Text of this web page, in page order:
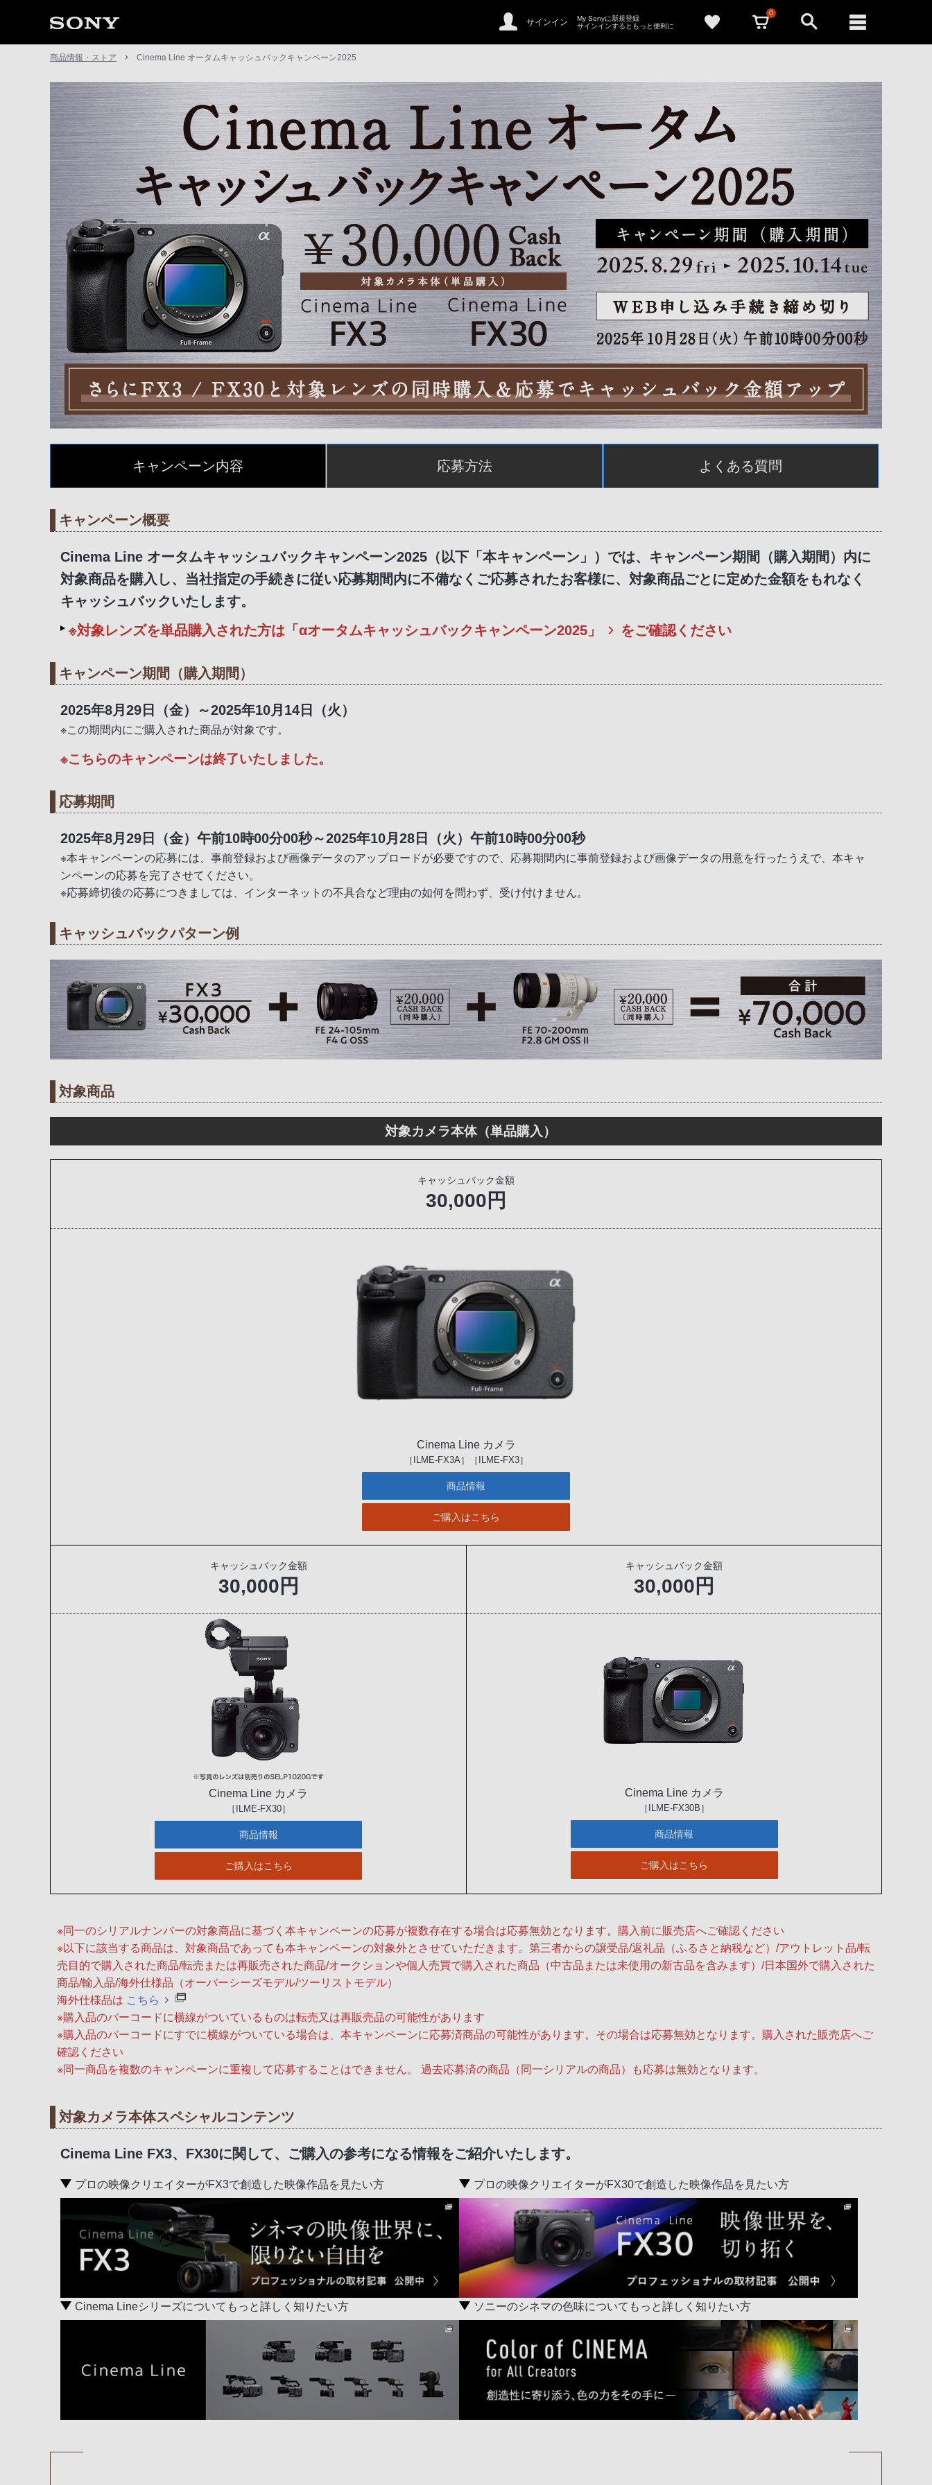
サインイン
My Sonyに新規登録
サインインするともっと便利に
0
商品情報・ストア Cinema Line オータムキャッシュバックキャンペーン2025
キャンペーン内容 応募方法 よくある質問
キャンペーン概要
Cinema Line オータムキャッシュバックキャンペーン2025（以下「本キャンペーン」）では、キャンペーン期間（購入期間）内に
対象商品を購入し、当社指定の手続きに従い応募期間内に不備なくご応募されたお客様に、対象商品ごとに定めた金額をもれなく
キャッシュバックいたします。
※対象レンズを単品購入された方は 「αオータムキャッシュバックキャンペーン2025」 をご確認ください
キャンペーン期間（購入期間）
2025年8月29日（金）～2025年10月14日（火）
※この期間内にご購入された商品が対象です。
※こちらのキャンペーンは終了いたしました。
応募期間
2025年8月29日（金）午前10時00分00秒～2025年10月28日（火）午前10時00分00秒
※本キャンペーンの応募には、事前登録および画像データのアップロードが必要ですので、応募期間内に事前登録および画像データの用意を行ったうえで、本キャ
ンペーンの応募を完了させてください。
※応募締切後の応募につきましては、インターネットの不具合など理由の如何を問わず、受け付けません。
キャッシュバックパターン例
対象商品
対象カメラ本体（単品購入）
キャッシュバック金額
30,000円
Cinema Line カメラ
［ILME-FX3A］［ILME-FX3］
商品情報
ご購入はこちら
キャッシュバック金額
30,000円
Cinema Line カメラ
［ILME-FX30］
商品情報
ご購入はこちら
キャッシュバック金額
30,000円
Cinema Line カメラ
［ILME-FX30B］
商品情報
ご購入はこちら
※同一のシリアルナンバーの対象商品に基づく本キャンペーンの応募が複数存在する場合は応募無効となります。購入前に販売店へご確認ください
※以下に該当する商品は、対象商品であっても本キャンペーンの対象外とさせていただきます。第三者からの譲受品/返礼品（ふるさと納税など）/アウトレット品/転
売目的で購入された商品/転売または再販売された商品/オークションや個人売買で購入された商品（中古品または未使用の新古品を含みます）/日本国外で購入された
商品/輸入品/海外仕様品（オーバーシーズモデル/ツーリストモデル）
海外仕様品は こちら
※購入品のバーコードに横線がついているものは転売又は再販売品の可能性があります
※購入品のバーコードにすでに横線がついている場合は、本キャンペーンに応募済商品の可能性があります。その場合は応募無効となります。購入された販売店へご
確認ください
※同一商品を複数のキャンペーンに重複して応募することはできません。 過去応募済の商品（同一シリアルの商品）も応募は無効となります。
対象カメラ本体スペシャルコンテンツ
Cinema Line FX3、FX30に関して、ご購入の参考になる情報をご紹介いたします。
プロの映像クリエイターがFX3で創造した映像作品を見たい方 プロの映像クリエイターがFX30で創造した映像作品を見たい方
Cinema Lineシリーズについてもっと詳しく知りたい方 ソニーのシネマの色味についてもっと詳しく知りたい方